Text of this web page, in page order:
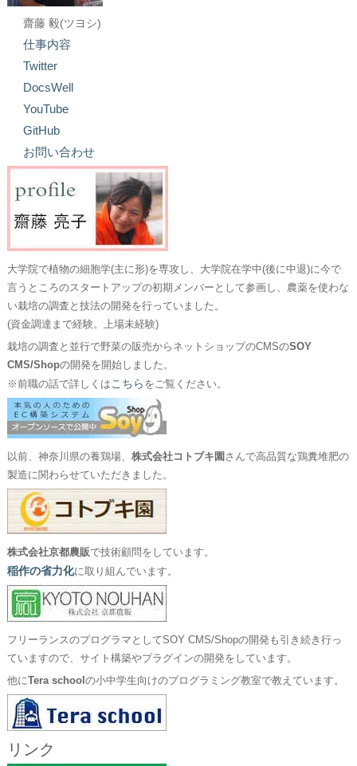
齋藤 毅(ツヨシ)
仕事内容
Twitter
DocsWell
YouTube
GitHub
お問い合わせ
大学院で植物の細胞学(主に形)を専攻し、大学院在学中(後に中退)に今で
言うところのスタートアップの初期メンバーとして参画し、農薬を使わな
い栽培の調査と技法の開発を行っていました。
(資金調達まで経験。上場未経験)
栽培の調査と並行で野菜の販売からネットショップのCMSのSOY
CMS/Shopの開発を開始しました。
※前職の話で詳しくはこちら をご覧ください。
以前、神奈川県の養鶏場、 株式会社コトブキ園 さんで高品質な鶏糞堆肥の
製造に関わらせていただきました。
株式会社京都農販で技術顧問をしています。
稲作の省力化に取り組んでいます。
フリーランスのプログラマとしてSOY CMS/Shopの開発も引き続き行っ
ていますので、サイト構築やプラグインの開発をしています。
他にTera school の小中学生向けのプログラミング教室で教えています。
リンク